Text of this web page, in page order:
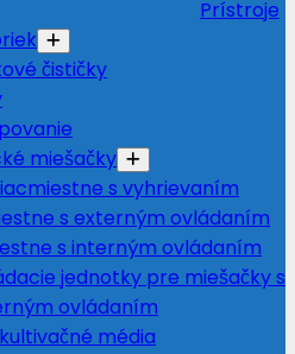
Prístroje
čističky
miešačky
s vyhrievaním
s externým ovládaním
s interným ovládaním
jednotky pre miešačky s
ovládaním
média